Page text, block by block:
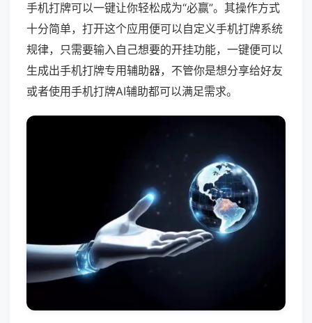
手机打牌可以一键让你轻松成为“必赢”。其操作方式
十分简单，打开这个应用便可以自定义手机打牌系统
规律，只需要输入自己想要的开挂功能，一键便可以
生成出手机打牌专用辅助器，不管你是想分享给好友
或者使用手机打牌AI辅助都可以满足需求。